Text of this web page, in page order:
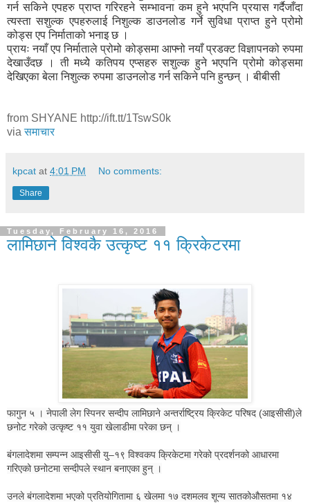
गर्न सकिने एपहरु प्राप्त गरिरहने सम्भावना कम हुने भएपनि प्रयास गर्दैजाँदा
त्यस्ता सशुल्क एपहरुलाई निशुल्क डाउनलोड गर्ने सुविधा प्राप्त हुने प्रोमो
कोड्स एप निर्माताको भनाइ छ ।
प्रायः नयाँ एप निर्माताले प्रोमो कोड्समा आफ्नो नयाँ प्रडक्ट विज्ञापनको रुपमा
देखाउँदछ । ती मध्येे कतिपय एप्सहरु सशुल्क हुने भएपनि प्रोमो कोड्समा
देखिएका बेला निशुल्क रुपमा डाउनलोड गर्न सकिने पनि हुन्छन् । बीबीसी
from SHYANE http://ift.tt/1TswS0k
viaसमाचार
kpcat at 4:01 PM No comments:
Share
Tuesday, February 16, 2016
लामिछाने विश्वकै उत्कृष्ट ११ क्रिकेटरमा
फागुन ५ । नेपाली लेग स्पिनर सन्दीप लामिछाने अन्तर्राष्ट्रिय क्रिकेट परिषद (आइसीसी)ले
छनोट गरेको उत्कृष्ट ११ युवा खेलाडीमा परेका छन् ।
बंगलादेशमा सम्पन्न आइसीसी यु–१९ विश्वकप क्रिकेटमा गरेको प्रदर्शनको आधारमा
गरिएको छनोटमा सन्दीपले स्थान बनाएका हुन् ।
उनले बंगलादेशमा भएको प्रतियोगितामा ६ खेलमा १७ दशमलव शून्य सातकोऔसतमा १४